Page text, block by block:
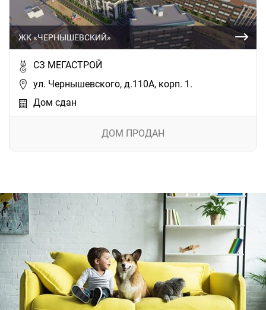
ЖК «ЧЕРНЫШЕВСКИЙ»
СЗ МЕГАСТРОЙ
ул. Чернышевского, д.110А, корп. 1.
Дом сдан
ДОМ ПРОДАН